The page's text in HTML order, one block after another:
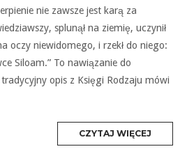
nie zawsze jest karą za
splunął na ziemię, uczynił
oczy niewidomego, i rzekł do niego:
Siloam.” To nawiązanie do
opis z Księgi Rodzaju mówi
CZYTAJ WIĘCEJ